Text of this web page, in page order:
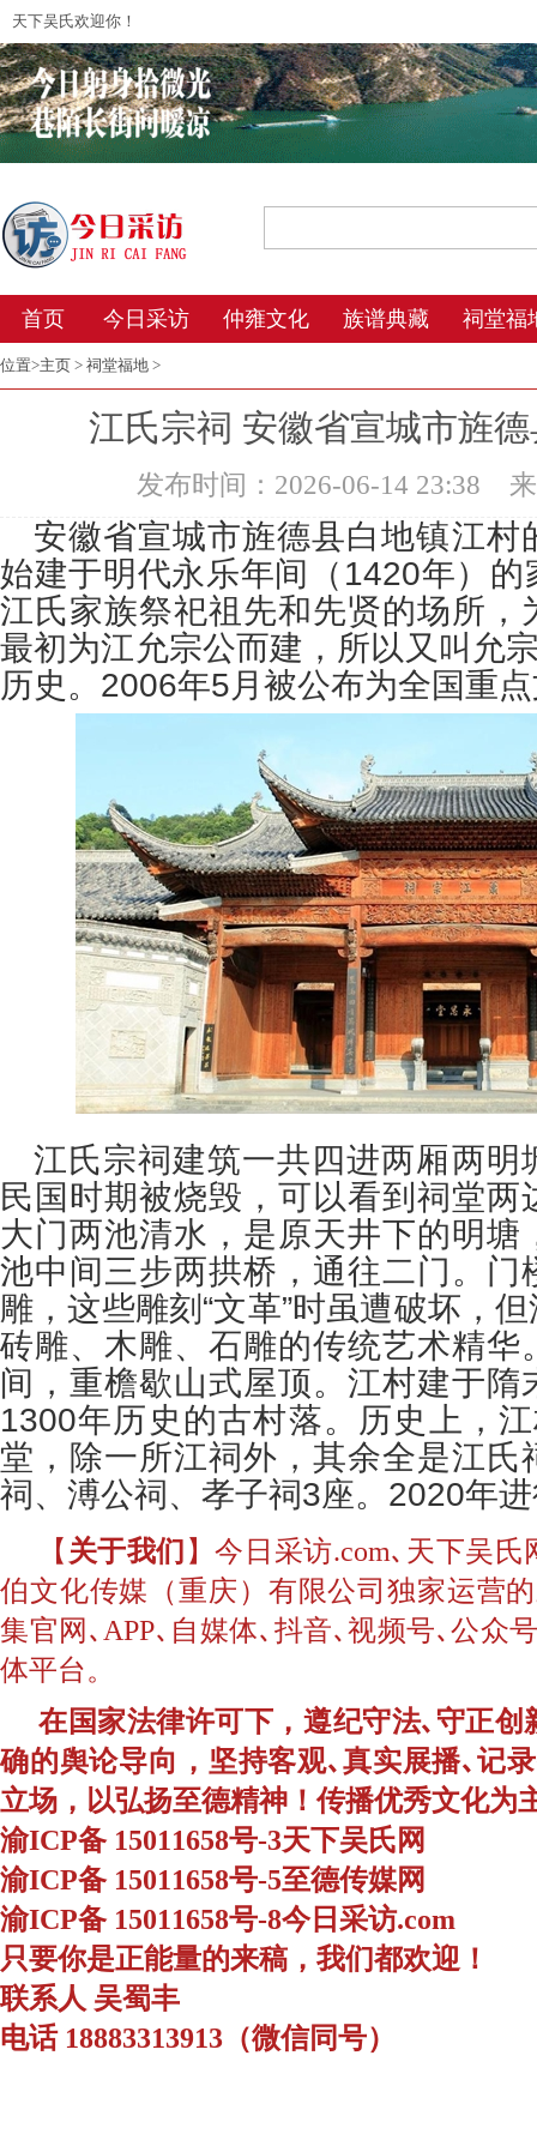
天下吴氏欢迎你！
2026年8月9日 2:56 星期日 农历丙午年(马)
首页 今日采访 仲雍文化 族谱典藏 祠堂福
位置>主页 > 祠堂福地 >
江氏宗祠 安徽省宣城市旌
发布时间：2026-06-14 23:38
安徽省宣城市旌德县白地镇江村
始建于明代永乐年间（1420年）
江氏家族祭祀祖先和先贤的场所，
最初为江允宗公而建，所以又叫允
历史。 2006年5月被公布为全国重
江氏宗祠建筑一共四进两厢两明
民国时期被烧毁，可以看到祠堂两
大门两池清水，是原天井下的明塘
池中间三步两拱桥，通往二门。 门
雕，这些雕刻“文革”时虽遭破坏，
砖雕、木雕、石雕的传统艺术精华
间，重檐歇山式屋顶。 江村建于隋
1300年历史的古村落。 历史上，
堂，除一所江祠外，其余全是江氏
祠、溥公祠、孝子祠3座。 2020年
【 关于我们 】今日采访.com､天下吴
伯文化传媒（重庆）有限公司独家运营
集官网､APP､自媒体､抖音､视频号､公众
体平台。
在国家法律许可下，遵纪守法､守正创
确的舆论导向，坚持客观､真实展播､记
立场，以弘扬至德精神！传播优秀文化为
渝ICP备 15011658号-3天下吴氏网
渝ICP备 15011658号-5至德传媒网
渝ICP备 15011658号-8今日采访.com
只要你是正能量的来稿，我们都欢迎！
联系人 吴蜀丰
电话 18883313913（微信同号）